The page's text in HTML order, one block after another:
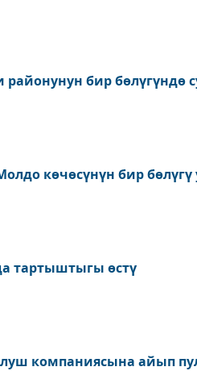
бир бөлүгүндө
көчөсүнүн бир
тартыштыгы өстү
компаниясына айып